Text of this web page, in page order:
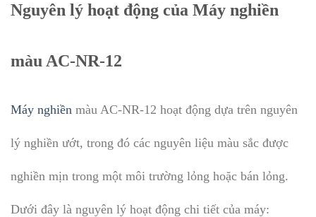
Nguyên lý hoạt động của Máy nghiền
màu AC-NR-12
Máy nghiền màu AC-NR-12 hoạt động dựa trên nguyên
lý nghiền ướt, trong đó các nguyên liệu màu sắc được
nghiền mịn trong một môi trường lỏng hoặc bán lỏng.
Dưới đây là nguyên lý hoạt động chi tiết của máy: